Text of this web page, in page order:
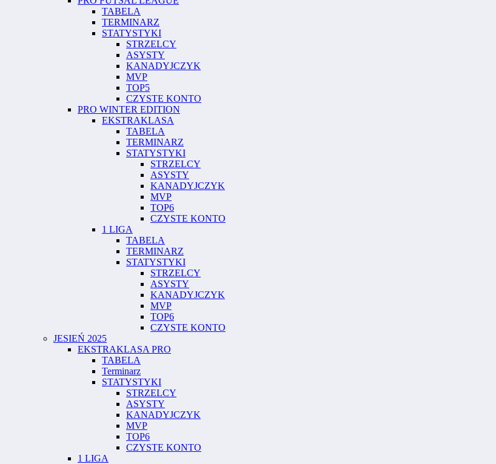
TABELA
TERMINARZ
STATYSTYKI
STRZELCY
ASYSTY
KANADYJCZYK
MVP
TOP5
CZYSTE KONTO
PRO WINTER EDITION
EKSTRAKLASA
TABELA
TERMINARZ
STATYSTYKI
STRZELCY
ASYSTY
KANADYJCZYK
MVP
TOP6
CZYSTE KONTO
1 LIGA
TABELA
TERMINARZ
STATYSTYKI
STRZELCY
ASYSTY
KANADYJCZYK
MVP
TOP6
CZYSTE KONTO
JESIEŃ 2025
EKSTRAKLASA PRO
TABELA
Terminarz
STATYSTYKI
STRZELCY
ASYSTY
KANADYJCZYK
MVP
TOP6
CZYSTE KONTO
1 LIGA